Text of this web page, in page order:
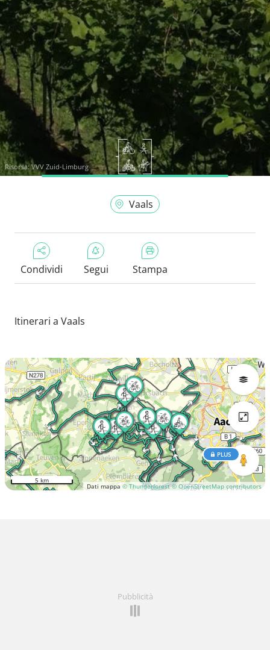
Risorsa:VVV Zuid-Limburg
Vaals
Condividi Segui Stampa
Itinerari a Vaals
Dati mappa © Thunderforest © OpenStreetMap contributors
PLUS
5 km
Pubblicità